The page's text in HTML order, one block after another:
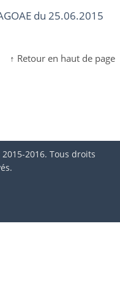
du 25.06.2015
↑ Retour en haut de page
2016. Tous droits